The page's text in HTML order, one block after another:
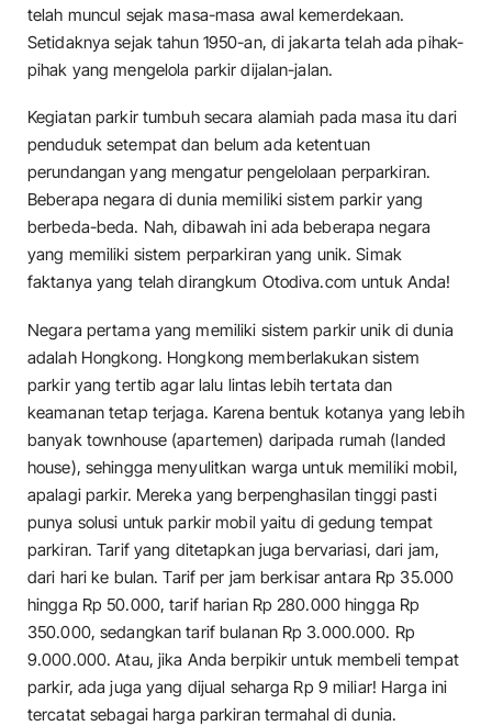
telah muncul sejak masa-masa awal kemerdekaan.
Setidaknya sejak tahun 1950-an, di jakarta telah ada pihak-
pihak yang mengelola parkir dijalan-jalan.
Kegiatan parkir tumbuh secara alamiah pada masa itu dari
penduduk setempat dan belum ada ketentuan
perundangan yang mengatur pengelolaan perparkiran.
Beberapa negara di dunia memiliki sistem parkir yang
berbeda-beda. Nah, dibawah ini ada beberapa negara
yang memiliki sistem perparkiran yang unik. Simak
faktanya yang telah dirangkum Otodiva.com untuk Anda!
Negara pertama yang memiliki sistem parkir unik di dunia
adalah Hongkong. Hongkong memberlakukan sistem
parkir yang tertib agar lalu lintas lebih tertata dan
keamanan tetap terjaga. Karena bentuk kotanya yang lebih
banyak townhouse (apartemen) daripada rumah (landed
house), sehingga menyulitkan warga untuk memiliki mobil,
apalagi parkir. Mereka yang berpenghasilan tinggi pasti
punya solusi untuk parkir mobil yaitu di gedung tempat
parkiran. Tarif yang ditetapkan juga bervariasi, dari jam,
dari hari ke bulan. Tarif per jam berkisar antara Rp 35.000
hingga Rp 50.000, tarif harian Rp 280.000 hingga Rp
350.000, sedangkan tarif bulanan Rp 3.000.000. Rp
9.000.000. Atau, jika Anda berpikir untuk membeli tempat
parkir, ada juga yang dijual seharga Rp 9 miliar! Harga ini
tercatat sebagai harga parkiran termahal di dunia.